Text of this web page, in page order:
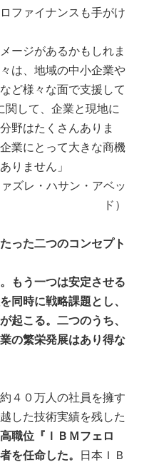
ファイナンスも手がけ
ージがあるかもしれま
は、地域の中小企業や
ど様々な面で支援して
関して、企業と現地に
野はたくさんありま
業にとって大きな商機
りません」
ズレ・ハサン・アベッ
ド）
った二つのコンセプト
もう一つは安定させる
同時に戦略課題とし、
起こる。二つのうち、
の繁栄発展はあり得な
４０万人の社員を擁す
した技術実績を残した
職位『ＩＢＭフェロ
を任命した。
日本ＩＢ